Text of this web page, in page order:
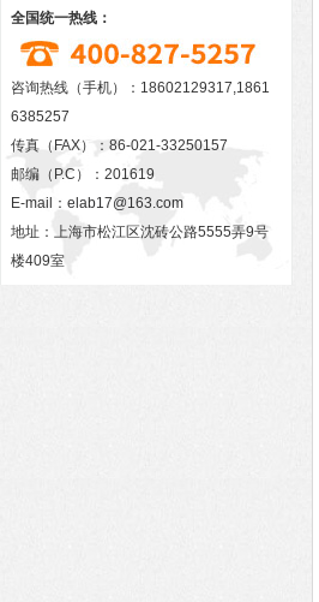
全国统一热线：
咨询热线（手机）：18602129317,1861
6385257
传真（FAX）：86-021-33250157
邮编（P.C）：201619
E-mail： elab17@163.com
地址：上海市松江区沈砖公路5555弄9号
楼409室